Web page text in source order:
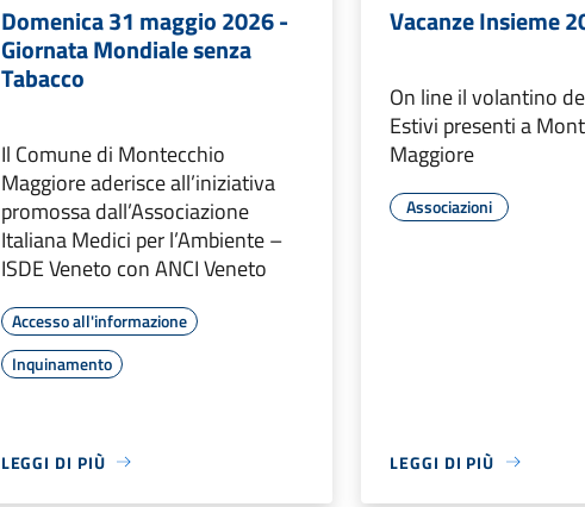
Domenica 31 maggio 2026 -
Giornata Mondiale senza
Tabacco
Il Comune di Montecchio
Maggiore aderisce all’iniziativa
promossa dall’Associazione
Italiana Medici per l’Ambiente –
ISDE Veneto con ANCI Veneto
Accesso all'informazione
Inquinamento
LEGGI DI PIÙ
Vacanze Insieme
On line il volantino
Estivi presenti a
Maggiore
Associazioni
LEGGI DI PIÙ